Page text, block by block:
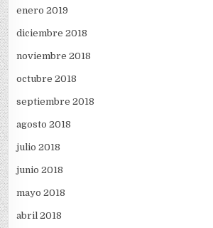
enero 2019
diciembre 2018
noviembre 2018
octubre 2018
septiembre 2018
agosto 2018
julio 2018
junio 2018
mayo 2018
abril 2018